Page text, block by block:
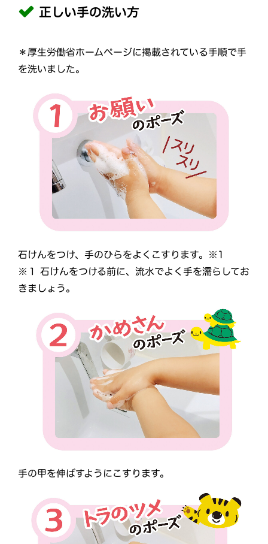
正しい手の洗い方
＊厚生労働省ホームページに掲載されている手順で手
を洗いました。
石けんをつけ、手のひらをよくこすります。※1
※１ 石けんをつける前に、流水でよく手を濡らしてお
きましょう。
手の甲を伸ばすようにこすります。